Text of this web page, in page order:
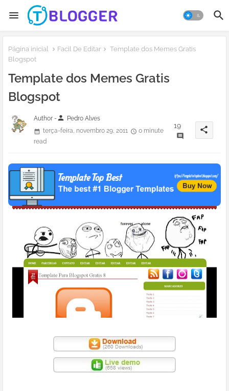
Página inicial Facil De Editar
Template dos Memes Gratis
Blogspot
Template dos Memes Gratis
Blogspot
Author -person Pedro Alves
terça-feira, novembro 29, 2011
0 minute
read
19 share